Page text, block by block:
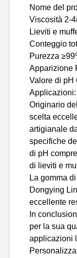
Nome del
Viscosità 2-
Lieviti e
Conteggio
Purezza
Apparizione
Valore di pH
Applicazioni:
Originario
scelta
artigianale
specifiche
di pH
di lieviti e
La gomma
Dongying
eccellente
In
per la sua
applicazioni